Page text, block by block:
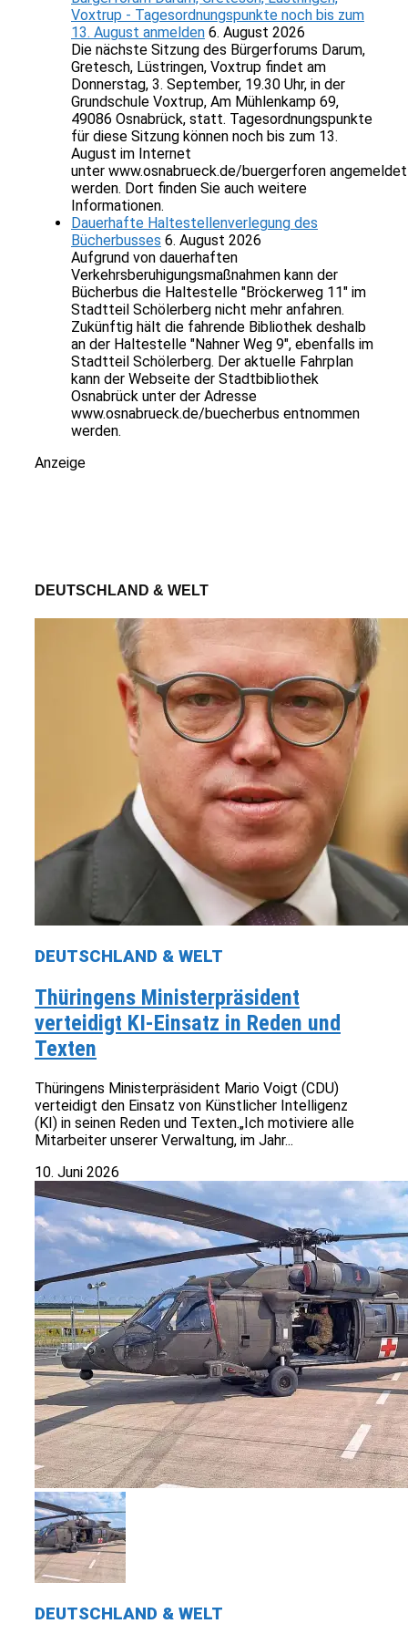
Voxtrup - Tagesordnungspunkte noch bis zum
13. August anmelden 6. August 2026
Die nächste Sitzung des Bürgerforums Darum,
Gretesch, Lüstringen, Voxtrup findet am
Donnerstag, 3. September, 19.30 Uhr, in der
Grundschule Voxtrup, Am Mühlenkamp 69,
49086 Osnabrück, statt. Tagesordnungspunkte
für diese Sitzung können noch bis zum 13.
August im Internet
unter www.osnabrueck.de/buergerforen angemeldet
werden. Dort finden Sie auch weitere
Informationen.
Dauerhafte Haltestellenverlegung des
Bücherbusses 6. August 2026
Aufgrund von dauerhaften
Verkehrsberuhigungsmaßnahmen kann der
Bücherbus die Haltestelle "Bröckerweg 11" im
Stadtteil Schölerberg nicht mehr anfahren.
Zukünftig hält die fahrende Bibliothek deshalb
an der Haltestelle "Nahner Weg 9", ebenfalls im
Stadtteil Schölerberg. Der aktuelle Fahrplan
kann der Webseite der Stadtbibliothek
Osnabrück unter der Adresse
www.osnabrueck.de/buecherbus entnommen
werden.
Anzeige
DEUTSCHLAND & WELT
DEUTSCHLAND & WELT
Thüringens Ministerpräsident
verteidigt KI-Einsatz in Reden und
Texten
Thüringens Ministerpräsident Mario Voigt (CDU)
verteidigt den Einsatz von Künstlicher Intelligenz
(KI) in seinen Reden und Texten.„Ich motiviere alle
Mitarbeiter unserer Verwaltung, im Jahr...
10. Juni 2026
DEUTSCHLAND & WELT